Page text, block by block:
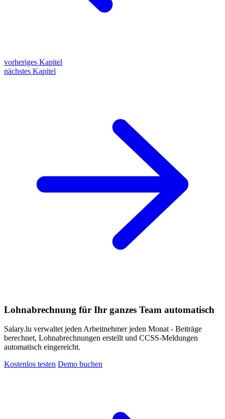
vorheriges Kapitel
nächstes Kapitel
Lohnabrechnung für Ihr ganzes Team automatisch
Salary.lu verwaltet jeden Arbeitnehmer jeden Monat - Beiträge
berechnet, Lohnabrechnungen erstellt und CCSS-Meldungen
automatisch eingereicht.
Kostenlos testen Demo buchen